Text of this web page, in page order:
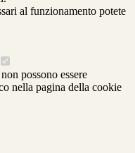
al funzionamento potete
possono essere
nella pagina della cookie